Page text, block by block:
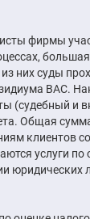
фирмы
них суды
ВАС.
(судебный и
Общая
клиентов
услуги по
юридических